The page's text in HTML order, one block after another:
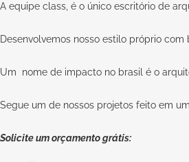
A equipe class, é o único escritório de
Desenvolvemos nosso estilo próprio com
Um nome de impacto no brasil é o
Segue um de nossos projetos feito em
Solicite um orçamento grátis: